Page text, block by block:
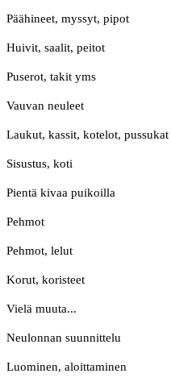
Päähineet, myssyt, pipot
Huivit, saalit, peitot
Puserot, takit yms
Vauvan neuleet
Laukut, kassit, kotelot, pussukat
Sisustus, koti
Pientä kivaa puikoilla
Pehmot
Pehmot, lelut
Korut, koristeet
Vielä muuta...
Neulonnan suunnittelu
Luominen, aloittaminen